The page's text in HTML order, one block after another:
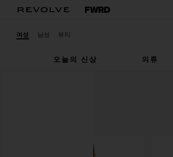
여성 남성 뷰티
오늘의 신상
의류